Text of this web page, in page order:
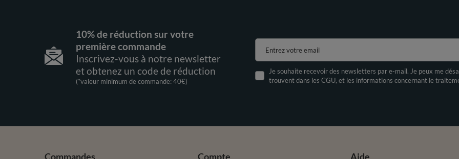
10% de réduction sur votre
première commande
Inscrivez-vous à notre newsletter
et obtenez un code de réduction
(*valeur minimum de commande: 40€)
Entrez votre email
Je souhaite recevoir des newsletters par e-mail. Je peux me
trouvent dans les CGU, et les informations concernant le
Commandes Compte Aide